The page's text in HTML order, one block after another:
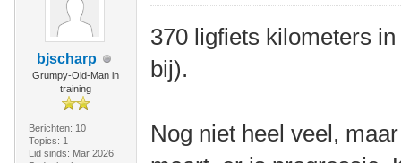
bjscharp
Grumpy-Old-Man in
training
Berichten: 10
Topics: 1
Lid sinds: Mar 2026
370 ligfiets kilometers
bij).
Nog niet heel veel,